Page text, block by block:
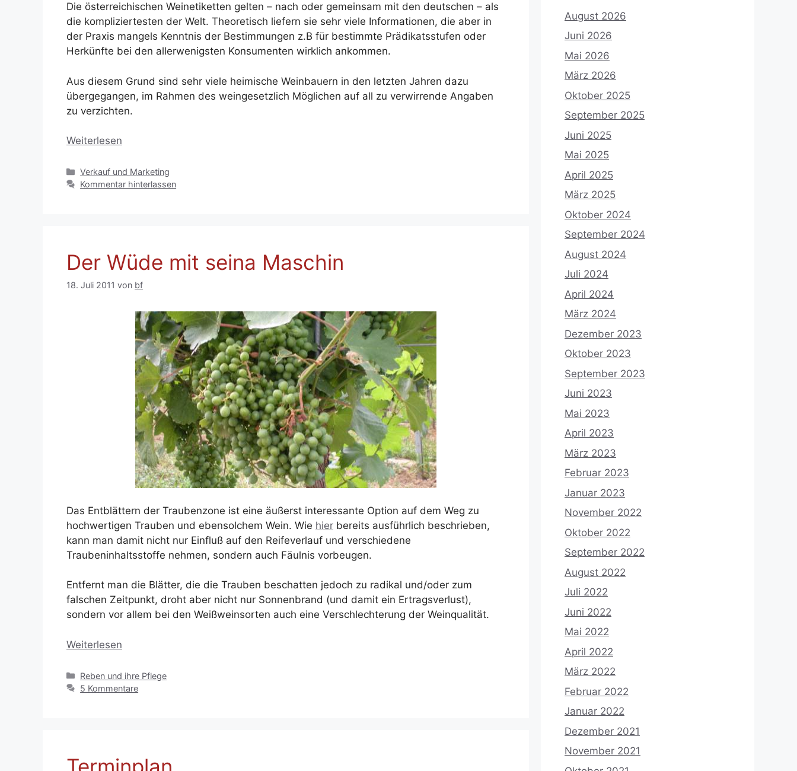
Die österreichischen Weinetiketten gelten – nach oder gemeinsam mit den deutschen – als
die kompliziertesten der Welt. Theoretisch liefern sie sehr viele Informationen, die aber in
der Praxis mangels Kenntnis der Bestimmungen z.B für bestimmte Prädikatsstufen oder
Herkünfte bei den allerwenigsten Konsumenten wirklich ankommen.
Aus diesem Grund sind sehr viele heimische Weinbauern in den letzten Jahren dazu
übergegangen, im Rahmen des weingesetzlich Möglichen auf all zu verwirrende Angaben
zu verzichten.
Weiterlesen
Kategorien
Verkauf und Marketing
Kommentar hinterlassen
Der Wüde mit seina Maschin
18. Juli 2011 von bf
Das Entblättern der Traubenzone ist eine äußerst interessante Option auf dem Weg zu
hochwertigen Trauben und ebensolchem Wein. Wie hier bereits ausführlich beschrieben,
kann man damit nicht nur Einfluß auf den Reifeverlauf und verschiedene
Traubeninhaltsstoffe nehmen, sondern auch Fäulnis vorbeugen.
Entfernt man die Blätter, die die Trauben beschatten jedoch zu radikal und/oder zum
falschen Zeitpunkt, droht aber nicht nur Sonnenbrand (und damit ein Ertragsverlust),
sondern vor allem bei den Weißweinsorten auch eine Verschlechterung der Weinqualität.
Weiterlesen
Kategorien
Reben und ihre Pflege
5 Kommentare
Terminplan
August 2026
Juni 2026
Mai 2026
März 2026
Oktober 2025
September 2025
Juni 2025
Mai 2025
April 2025
März 2025
Oktober 2024
September 2024
August 2024
Juli 2024
April 2024
März 2024
Dezember 2023
Oktober 2023
September 2023
Juni 2023
Mai 2023
April 2023
März 2023
Februar 2023
Januar 2023
November 2022
Oktober 2022
September 2022
August 2022
Juli 2022
Juni 2022
Mai 2022
April 2022
März 2022
Februar 2022
Januar 2022
Dezember 2021
November 2021